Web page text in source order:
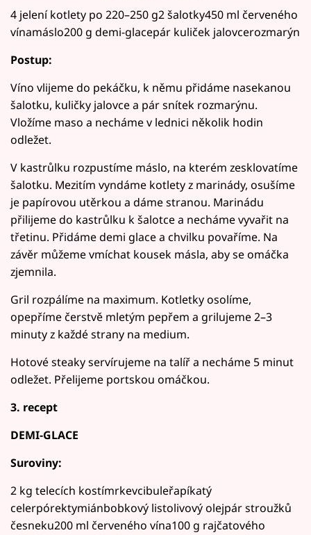
4 jelení kotlety po 220–250 g2 šalotky450 ml červeného
vínamáslo200 g demi-glacepár kuliček jalovcerozmarýn
Postup:
Víno vlijeme do pekáčku, k němu přidáme nasekanou
šalotku, kuličky jalovce a pár snítek rozmarýnu.
Vložíme maso a necháme v lednici několik hodin
odležet.
V kastrůlku rozpustíme máslo, na kterém zesklovatíme
šalotku. Mezitím vyndáme kotlety z marinády, osušíme
je papírovou utěrkou a dáme stranou. Marinádu
přilijeme do kastrůlku k šalotce a necháme vyvařit na
třetinu. Přidáme demi glace a chvilku povaříme. Na
závěr můžeme vmíchat kousek másla, aby se omáčka
zjemnila.
Gril rozpálíme na maximum. Kotletky osolíme,
opepříme čerstvě mletým pepřem a grilujeme 2–3
minuty z každé strany na medium.
Hotové steaky servírujeme na talíř a necháme 5 minut
odležet. Přelijeme portskou omáčkou.
3. recept
DEMI-GLACE
Suroviny:
2 kg telecích kostímrkevcibuleřapíkatý
celerpórektymiánbobkový listolivový olejpár stroužků
česneku200 ml červeného vína100 g rajčatového